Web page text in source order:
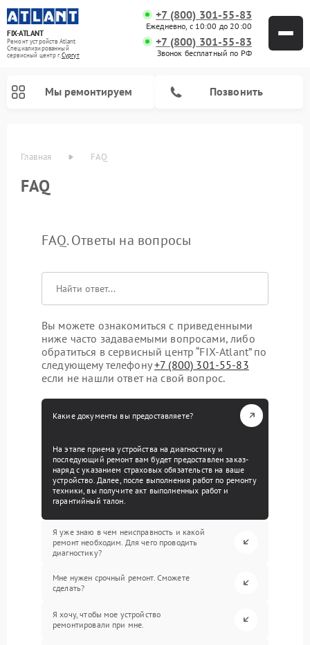
FIX-ATLANT
Ремонт устройств Atlant
Специализированный
cервисный центр г.Сургут
+7 (800) 301-55-83
Ежедневно, с 10:00 до 20:00
+7 (800) 301-55-83
Звонок бесплатный по РФ
Мы ремонтируем Позвонить
Главная FAQ
FAQ
FAQ. Ответы на вопросы
Вы можете ознакомиться с приведенными
ниже часто задаваемыми вопросами, либо
обратиться в сервисный центр “FIX-Atlant” по
следующему телефону+7 (800) 301-55-83
если не нашли ответ на свой вопрос.
Какие документы вы предоставляете?
На этапе приема устройства на диагностику и
последующий ремонт вам будет предоставлен заказ-
наряд с указанием страховых обязательств на ваше
устройство. Далее, после выполнения работ по ремонту
техники, вы получите акт выполненных работ и
гарантийный талон.
Я уже знаю в чем неисправность и какой
ремонт необходим. Для чего проводить
диагностику?
Мне нужен срочный ремонт. Сможете
сделать?
Я хочу, чтобы мое устройство
ремонтировали при мне.